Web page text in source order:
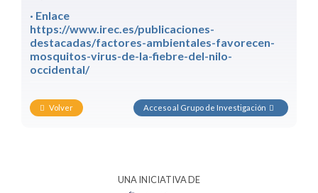
· Enlace
https://www.irec.es/publicaciones-
destacadas/factores-ambientales-favorecen-
mosquitos-virus-de-la-fiebre-del-nilo-
occidental/
Volver Acceso al Grupo de Investigación
UNA INICIATIVA DE